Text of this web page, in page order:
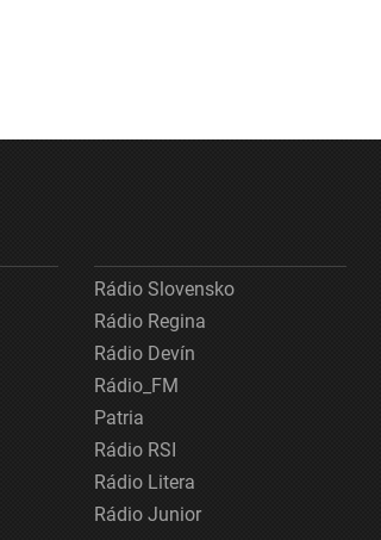
Rádio Slovensko
Rádio Regina
Rádio Devín
Rádio_FM
Patria
Rádio RSI
Rádio Litera
Rádio Junior